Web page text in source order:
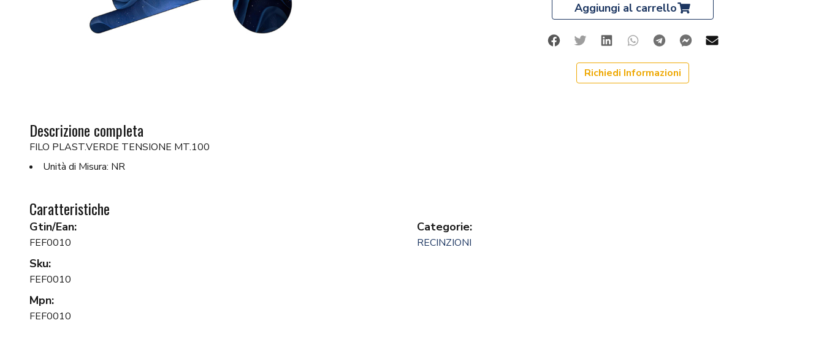
Aggiungi al carrello
FacebookTwitterLinkedinWhatsappTelegramFacebook Messenger
Richiedi Informazioni
Descrizione completa
FILO PLAST.VERDE TENSIONE MT.100
Unità di Misura: NR
Caratteristiche
Gtin/Ean:
FEF0010
Sku:
FEF0010
Mpn:
FEF0010
Categorie:
RECINZIONI